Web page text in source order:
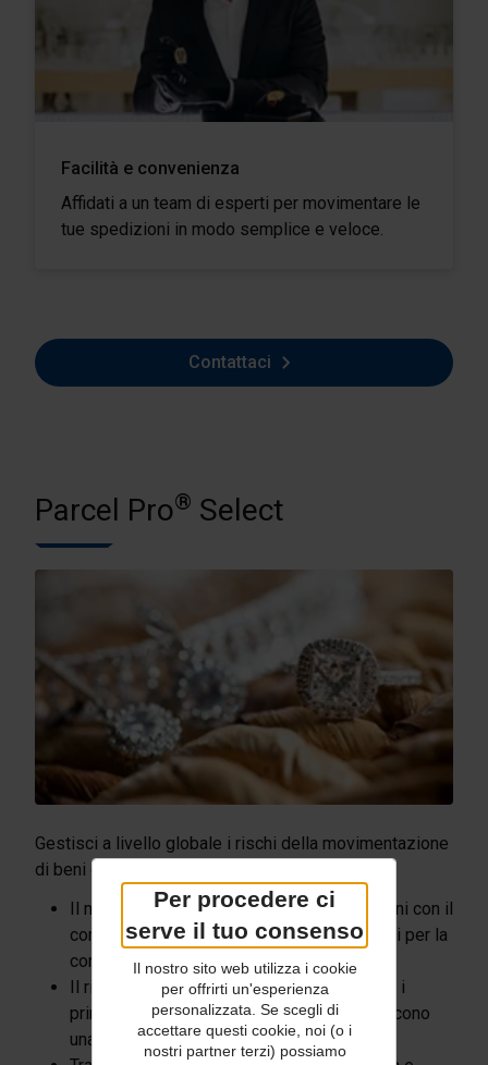
Facilità e convenienza
Affidati a un team di esperti per movimentare le
tue spedizioni in modo semplice e veloce.
Contattaci
Parcel Pro® Select
Gestisci a livello globale i rischi della movimentazione
di beni di lusso.
Il monitoraggio del pacco e le comunicazioni con il
corriere riducono al minimo i ritardi e i rischi per la
consegna.
Il ritiro e la consegna sicuri e protetti verso i
principali mercati della gioielleria1garantiscono
una maggiore sicurezza.
Per procedere ci
serve il tuo consenso
Il nostro sito web utilizza i cookie
per offrirti un'esperienza
personalizzata. Se scegli di
accettare questi cookie, noi (o i
nostri partner terzi) possiamo